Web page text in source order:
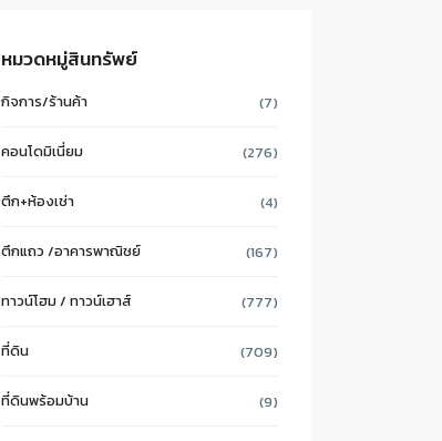
หมวดหมู่สินทรัพย์
กิจการ/ร้านค้า (7)
คอนโดมิเนี่ยม (276)
ตึก+ห้องเช่า (4)
ตึกแถว /อาคารพาณิชย์ (167)
ทาวน์โฮม / ทาวน์เฮาส์ (777)
ที่ดิน (709)
ที่ดินพร้อมบ้าน (9)